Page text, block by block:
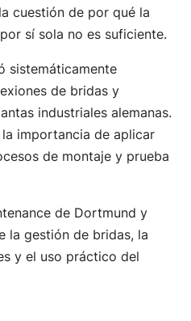
cuestión de por qué la
sí sola no es suficiente.
sistemáticamente
de bridas y
industriales alemanas.
importancia de aplicar
de montaje y prueba
de Dortmund y
la gestión de bridas, la
y el uso práctico del